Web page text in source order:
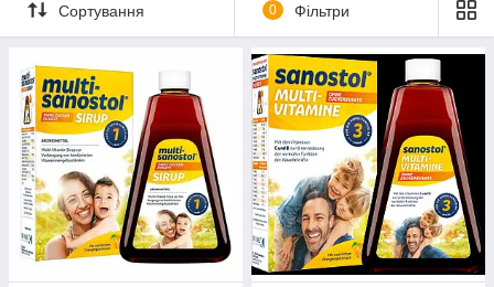
Сортування 0 Фільтри